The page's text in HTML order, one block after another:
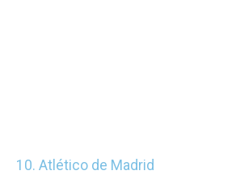
10. Atlético de Madrid